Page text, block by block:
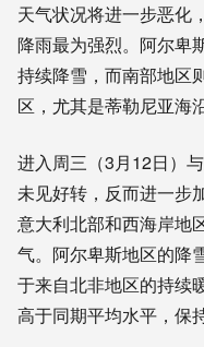
天气状况将进一步恶化
降雨最为强烈。阿尔卑
持续降雪，而南部地区
区，尤其是蒂勒尼亚海
进入周三（3月12日）
未见好转，反而进一步
意大利北部和西海岸地
气。阿尔卑斯地区的降
于来自北非地区的持续
高于同期平均水平，保